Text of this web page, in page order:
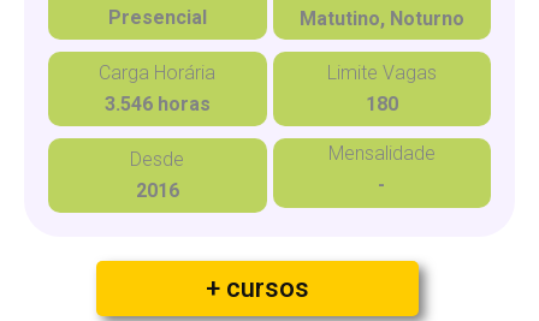
Presencial
Matutino, Noturno
Carga Horária
3.546 horas
Limite Vagas
180
Desde
2016
Mensalidade
-
+ cursos